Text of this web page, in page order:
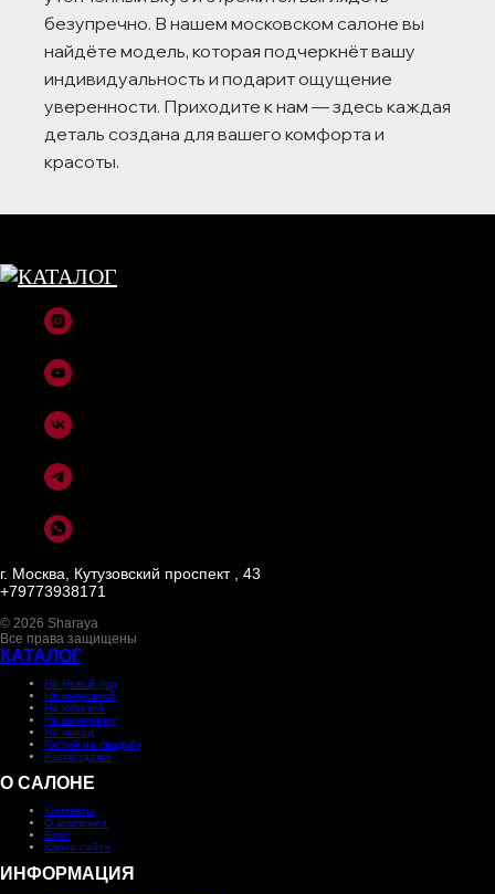
безупречно. В нашем московском салоне вы
найдёте модель, которая подчеркнёт вашу
индивидуальность и подарит ощущение
уверенности. Приходите к нам — здесь каждая
деталь создана для вашего комфорта и
красоты.
г. Москва, Кутузовский проспект , 43
+79773938171
© 2026 Sharaya
Все права защищены
КАТАЛОГ
На Новый год
На выпускной
На юбилей
На вечеринку
На выход
Гостей на свадьбу
Распродажа
О САЛОНЕ
Контакты
О компании
Блог
Карта сайта
ИНФОРМАЦИЯ